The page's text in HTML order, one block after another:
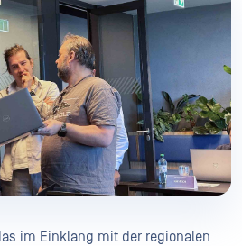
im Einklang mit der regionalen